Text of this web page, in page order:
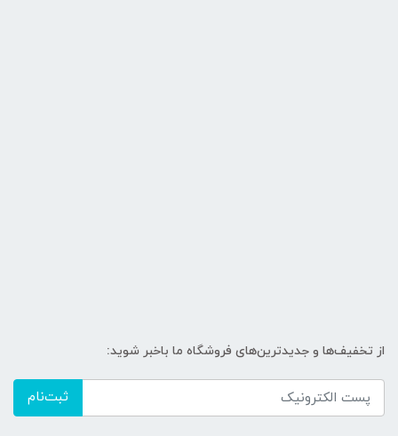
از تخفیف‌ها و جدیدترین‌های فروشگاه ما باخبر شوید:
ثبت‌نام